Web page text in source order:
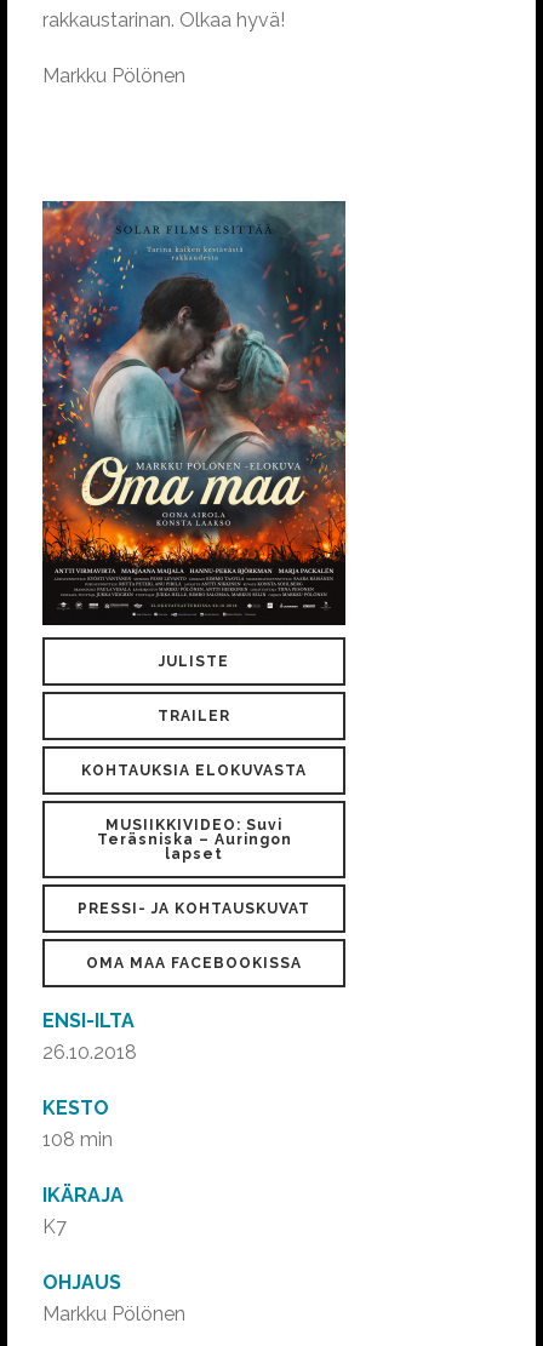
rakkaustarinan. Olkaa hyvä!
Markku Pölönen
JULISTE
TRAILER
KOHTAUKSIA ELOKUVASTA
MUSIIKKIVIDEO: Suvi
Teräsniska – Auringon
lapset
PRESSI- JA KOHTAUSKUVAT
OMA MAA FACEBOOKISSA
ENSI-ILTA
26.10.2018
KESTO
108 min
IKÄRAJA
K7
OHJAUS
Markku Pölönen